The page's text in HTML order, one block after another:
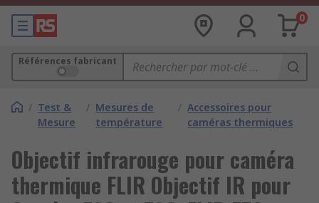
0
Références fabricant
/ Test &
Mesure
/ Mesures de
température
/ Accessoires pour
caméras thermiques
Objectif infrarouge pour caméra
thermique FLIR Objectif IR pour